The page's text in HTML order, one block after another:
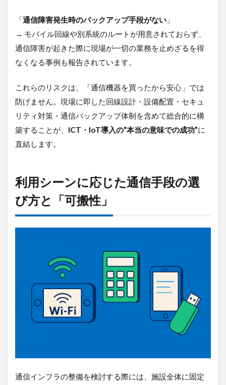
「通信障害発生時のバックアップ手段がない 」
→ モバイル回線や別系統のルートが用意されておらず、
通信障害が起きた際に現場が一切の業務を止めざるを得
なくなる事例も報告されています。
これらのリスクは、「通信機器を買ったから安心」では
防げません。現場に即した回線設計・設備配置・セキュ
リティ対策・通信バックアップ体制を含めて総合的に構
築することが、 ICT・IoT導入の“本当の意味での成功”に
直結します。
利用シーンに応じた通信手段の選
び方と「可搬性」
通信インフラの整備を検討する際には、施設全体に固定